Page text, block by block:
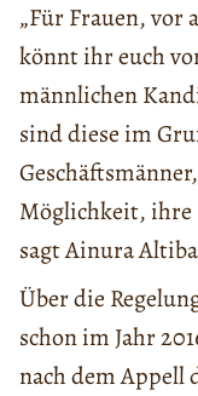
„Für Frauen, vor
könnt ihr euch
männlichen
sind diese im
Möglichkeit, ihre
sagt Ainura
Über die
schon im Jahr
nach dem Appell